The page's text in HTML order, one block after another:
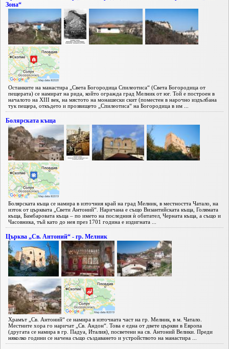
Зона“
Останките на манастира „Света Богородица Спилеотиса“ (Света Богородица от
пещерата) се намират на рида, който огражда град Мелник от юг. Той е построен в
началото на XIII век, на мястото на монашески скит (поместен в нарочно издълбана
тук пещера, откъдето и прозвището „Спилеотиса“ на Богородица в им ...
Болярската къща
Болярската къща се намира в източния край на град Мелник, в местността Чатало, на
изток от църквата „Свети Антоний“. Наричана е също Византийската къща, Голямата
къща, Бамбаровата къща – по името на последния ѝ обитател, Черната къща, а също и
Часовника, тъй като до нея през 1701 година е издигната ...
Църква „Св. Антоний“ - гр. Мелник
Храмът „Св. Антоний“ се намира в източната част на гр. Мелник, в м. Чатало.
Местните хора го наричат „Св. Андон“. Това е една от двете църкви в Европа
(другата се намира в гр. Падуа, Италия), посветени на св. Антоний Велики. Преди
няколко години се начена също създаването и устройството на манастира ...